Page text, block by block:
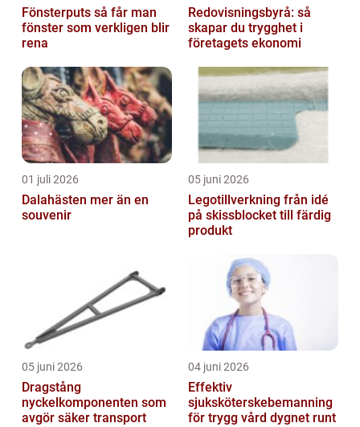
Fönsterputs så får man
fönster som verkligen blir
rena
Redovisningsbyrå: så
skapar du trygghet i
företagets ekonomi
01 juli 2026
Dalahästen mer än en
souvenir
05 juni 2026
Legotillverkning från idé
på skissblocket till färdig
produkt
05 juni 2026
Dragstång
nyckelkomponenten som
avgör säker transport
04 juni 2026
Effektiv
sjuksköterskebemanning
för trygg vård dygnet runt